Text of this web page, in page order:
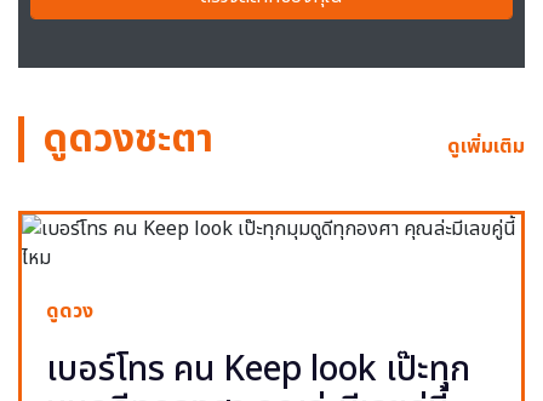
ดูดวงชะตา ดูเพิ่มเติม
ดูดวง
เบอร์โทร คน Keep look เป๊ะทุก